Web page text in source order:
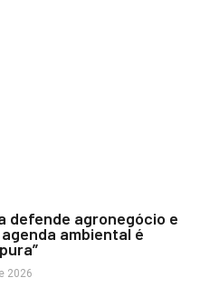
defende agronegócio e
ambiental é
2026